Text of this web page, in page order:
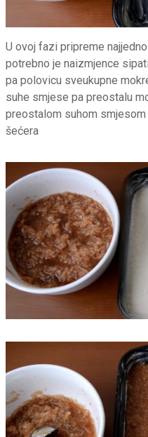
U ovoj fazi pripreme
potrebno je naizmjence
pa polovicu sveukupne
suhe smjese pa preostalu
preostalom suhom
šećera